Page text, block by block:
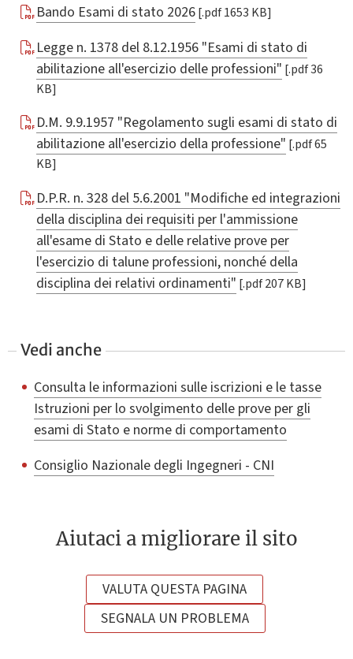
Bando Esami di stato 2026 [.pdf 1653 KB]
Legge n. 1378 del 8.12.1956 "Esami di stato di
abilitazione all'esercizio delle professioni" [.pdf 36
KB]
D.M. 9.9.1957 "Regolamento sugli esami di stato di
abilitazione all'esercizio della professione" [.pdf 65
KB]
D.P.R. n. 328 del 5.6.2001 "Modifiche ed integrazioni
della disciplina dei requisiti per l'ammissione
all'esame di Stato e delle relative prove per
l'esercizio di talune professioni, nonché della
disciplina dei relativi ordinamenti" [.pdf 207 KB]
Vedi anche
Consulta le informazioni sulle iscrizioni e le tasse
Istruzioni per lo svolgimento delle prove per gli
esami di Stato e norme di comportamento
Consiglio Nazionale degli Ingegneri - CNI
Aiutaci a migliorare il sito
VALUTA QUESTA PAGINA
SEGNALA UN PROBLEMA